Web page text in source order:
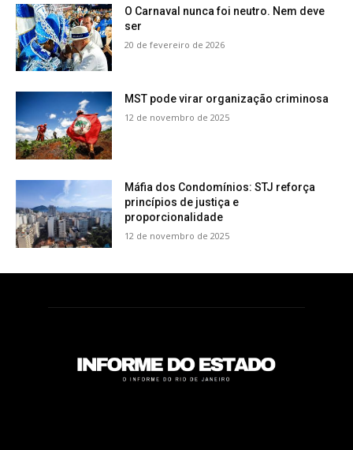
O Carnaval nunca foi neutro. Nem deve
ser
20 de fevereiro de 2026
MST pode virar organização criminosa
12 de novembro de 2025
Máfia dos Condomínios: STJ reforça
princípios de justiça e
proporcionalidade
12 de novembro de 2025